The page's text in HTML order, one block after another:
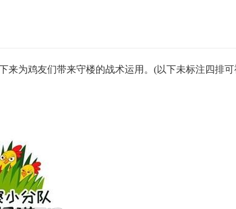
来为鸡友们带来守楼的战术运用。(以下未标注四排